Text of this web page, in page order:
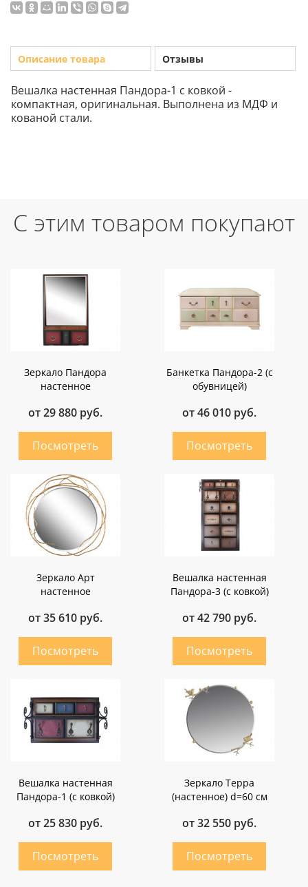
Описание товара Отзывы
Вешалка настенная Пандора-1 с ковкой -
компактная, оригинальная. Выполнена из МДФ и
кованой стали.
С этим товаром покупают
Зеркало Пандора
настенное
от 29 880 руб.
Банкетка Пандора-2 (с
обувницей)
от 46 010 руб.
Зеркало Арт
настенное
от 35 610 руб.
Вешалка настенная
Пандора-3 (с ковкой)
от 42 790 руб.
Вешалка настенная
Пандора-1 (с ковкой)
от 25 830 руб.
Зеркало Терра
(настенное) d=60 см
от 32 550 руб.